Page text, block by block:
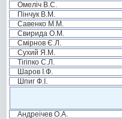
Омеліч В.С.
Пінчук В.М.
Савенко М.М.
Свирида О.М.
Смірнов Є.Л.
Сухий Я.М.
Тігіпко С.Л.
Шаров І.Ф.
Шпиг Ф.І.
Андреічев О.А.